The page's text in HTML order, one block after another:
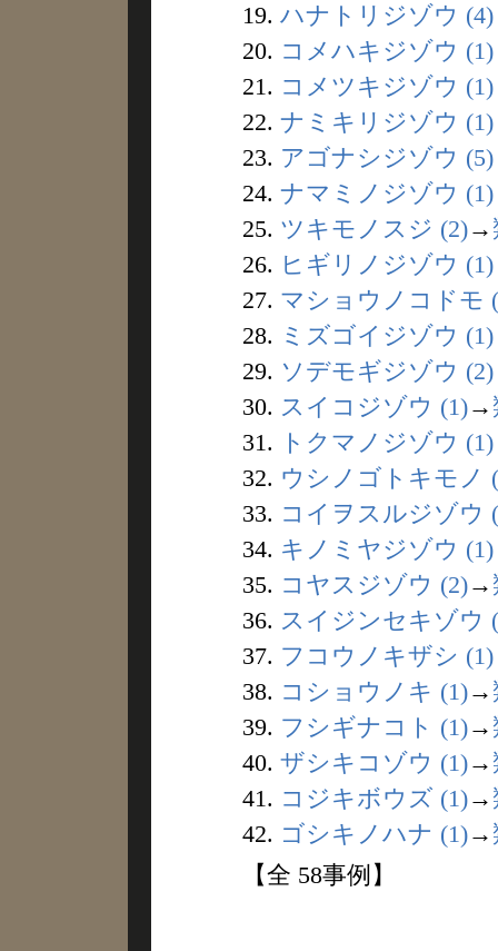
19. ハナトリジゾウ (4)
20. コメハキジゾウ (1)
21. コメツキジゾウ (1)
22. ナミキリジゾウ (1)
23. アゴナシジゾウ (5)
24. ナマミノジゾウ (1)
25. ツキモノスジ (2)→
26. ヒギリノジゾウ (1)
27. マショウノコドモ
28. ミズゴイジゾウ (1)
29. ソデモギジゾウ (2)
30. スイコジゾウ (1)→
31.
トクマノジゾウ (1)
32. ウシノゴトキモノ
33. コイヲスルジゾウ
34. キノミヤジゾウ (1)
35. コヤスジゾウ (2)→
36. スイジンセキゾウ
37. フコウノキザシ (1)
38. コショウノキ (1)→
39. フシギナコト (1)→
40. ザシキコゾウ (1)→
41. コジキボウズ (1)→
42. ゴシキノハナ (1)→
【全 58事例】